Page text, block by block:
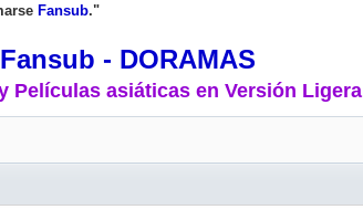
Fansub."
- DORAMAS
Películas asiáticas en Versión Ligera